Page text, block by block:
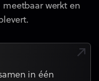
werkt en
in één